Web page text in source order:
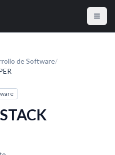
de Software/